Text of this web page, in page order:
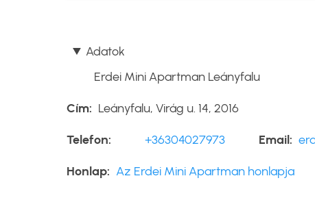
Adatok
Erdei Mini Apartman Leányfalu
Cím Leányfalu, Virág u. 14, 2016
Telefon +36304027973 Email
Honlap Az Erdei Mini Apartman honlapja